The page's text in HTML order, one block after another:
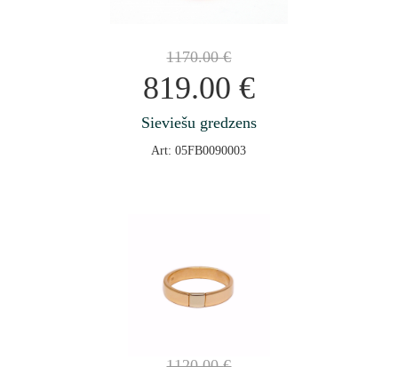
1170.00€
819.00 €
Sieviešu gredzens
Art: 05FB0090003